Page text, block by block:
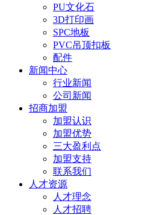
PU文化石
3D打印画
SPC地板
PVC吊顶扣板
配件
新闻中心
行业新闻
公司新闻
招商加盟
加盟认识
加盟优势
三大盈利点
加盟支持
联系我们
人才资源
人才理念
人才招聘